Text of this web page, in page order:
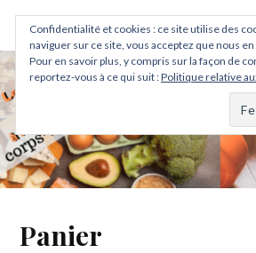
corps sport et
Panier
Confidentialité et cookies : ce site utilise des
naviguer sur ce site, vous acceptez que nous
Pour en savoir plus, y compris sur la façon de
reportez-vous à ce qui suit :Politique relative